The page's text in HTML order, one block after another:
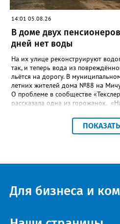
14:01 05.08.26
В доме двух
дней нет воды
На их улице реконструируют
так, и теперь вода из
льётся на дорогу. В
летних жителей дома №88 на
О проблеме в сообществе
рассказала одна из горожанок.
гл.инженера Шепелева А.Н. из
МУП ЗГО "Златоустовское
пунктуация авторские). Под
посёлке и работать приходится в
местности. «К сожалению, в
малого диаметра, - отмечает Olga
Для бизнеса и